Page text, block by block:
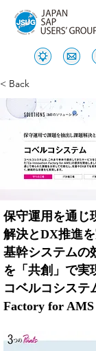
< Back
保守運用を通じ
解決とDX推進
基幹システムの
を「共創」で実
コベルコシステ
Factory for AMS